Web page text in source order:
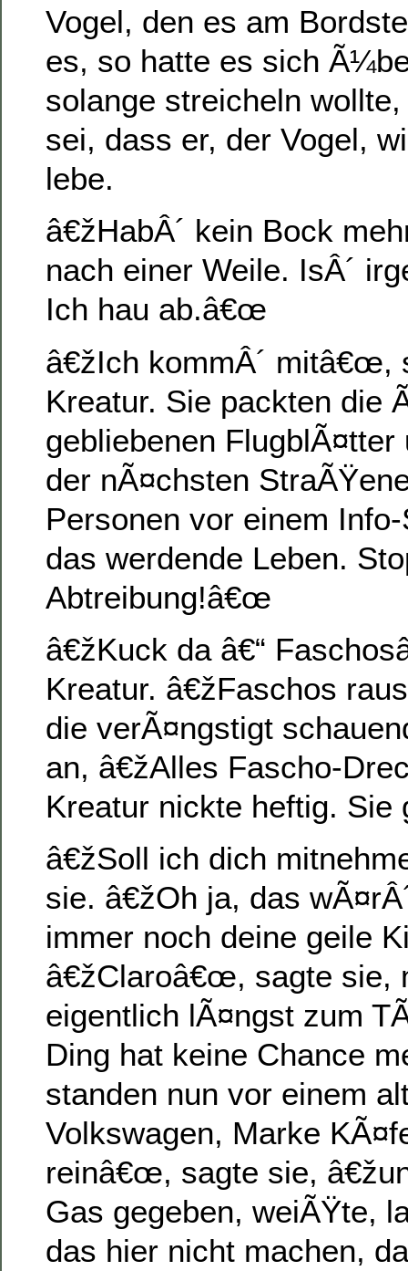
Vogel, den es am
es, so hatte es sich
solange streicheln
sei, dass er, der Vogel,
lebe.
â€žHabÂ´ kein Bock
nach einer Weile. IsÂ´
Ich hau ab.â€œ
â€žIch kommÂ´ mitâ€œ,
Kreatur. Sie packten die
gebliebenen FlugblÃ¤tter
der nÃ¤chsten
Personen vor einem
das werdende Leben.
Abtreibung!â€œ
â€žKuck da â€“
Kreatur. â€žFaschos
die verÃ¤ngstigt
an, â€žAlles Fascho-
Kreatur nickte heftig. Sie
â€žSoll ich dich
sie. â€žOh ja, das
immer noch deine geile
â€žClaroâ€œ, sagte sie,
eigentlich lÃ¤ngst zum
Ding hat keine Chance
standen nun vor einem
Volkswagen, Marke
reinâ€œ, sagte sie,
Gas gegeben, weiÃŸte,
das hier nicht machen,